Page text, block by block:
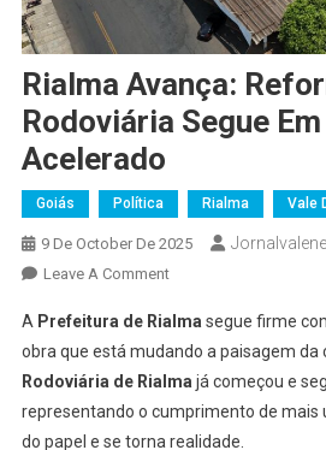
Rialma Avança:
Rodoviária Segue
Acelerado
Goiás Política Rialma Vale
9 De October De 2025
Leave A CommentOn
Avança:
Reforma
Da
Rodoviária
Segue
A Prefeitura de Rialma segue firme
obra que está mudando a paisagem da
Rodoviária de Rialma já começou e
representando o cumprimento de mais
do papel e se torna realidade.